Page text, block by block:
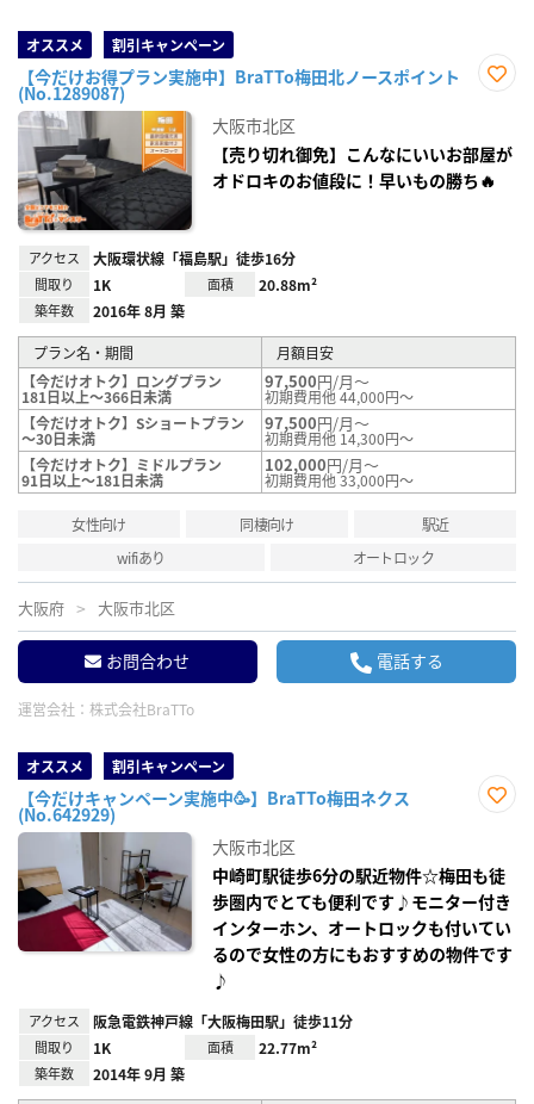
オススメ 割引キャンペーン
【今だけお得プラン実施中】BraTTo梅田北ノースポイント
(No.1289087)
録
大阪市北区
【売り切れ御免】こんなにいいお部屋が
オドロキのお値段に！早いもの勝ち🔥
アクセス 大阪環状線「福島駅」徒歩16分
間取り 1K 面積 20.88m²
築年数 2016年 8月 築
プラン名・期間
月額目安
【今だけオトク】ロングプラン
181日以上～366日未満
97,500円/月～
初期費用他 44,000円～
【今だけオトク】Sショートプラン
～30日未満
97,500円/月～
初期費用他 14,300円～
【今だけオトク】ミドルプラン
91日以上～181日未満
102,000円/月～
初期費用他 33,000円～
女性向け 同棲向け
駅近
wifiあり
オートロック
大阪府 大阪市北区
お問合わせ 電話する
運営会社： 株式会社BraTTo
オススメ 割引キャンペーン
【今だけキャンペーン実施中🥳】BraTTo梅田ネクス
(No.642929)
録
大阪市北区
中崎町駅徒歩6分の駅近物件☆梅田も徒
歩圏内でとても便利です♪モニター付き
インターホン、オートロックも付いてい
るので女性の方にもおすすめの物件です
♪
アクセス 阪急電鉄神戸線「大阪梅田駅」徒歩11分
間取り 1K 面積 22.77m²
築年数 2014年 9月 築